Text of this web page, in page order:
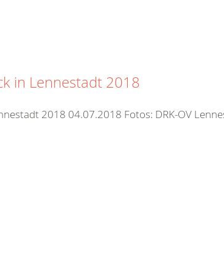
in Lennestadt 2018
2018 04.07.2018 Fotos: DRK-OV